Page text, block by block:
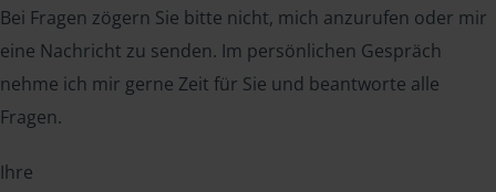
Bei Fragen zögern Sie bitte nicht, mich anzurufen oder mir
eine Nachricht zu senden. Im persönlichen Gespräch
nehme ich mir gerne Zeit für Sie und beantworte alle
Fragen.
Ihre